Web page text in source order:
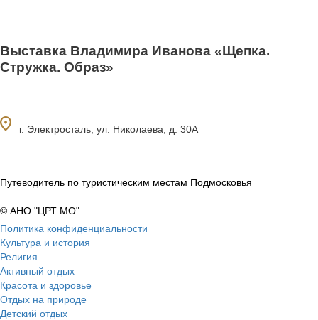
Выставка Владимира Иванова «Щепка.
Стружка. Образ»
г. Электросталь, ул. Николаева, д. 30А
Путеводитель по туристическим местам Подмосковья
© АНО "ЦРТ МО"
Политика конфиденциальности
Культура и история
Религия
Активный отдых
Красота и здоровье
Отдых на природе
Детский отдых